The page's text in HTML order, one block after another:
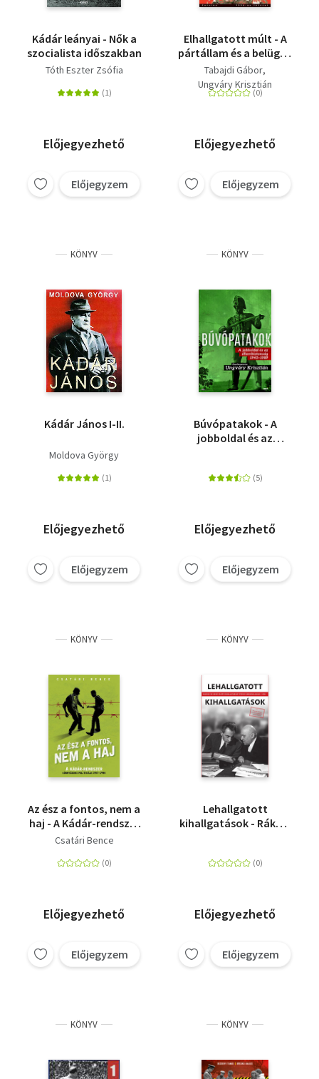
Kádár leányai - Nők a
szocialista időszakban
Tóth Eszter Zsófia
Előjegyezhető
Előjegyzem
Elhallgatott múlt - A
pártállam és a belügy -
A politikai rendőrség
működése
Magyarországon 1956-
Tabajdi Gábor
Ungváry Krisztián
Előjegyezhető
Előjegyzem
KÖNYV
Kádár János I-II.
Moldova György
Előjegyezhető
Előjegyzem
KÖNYV
Búvópatakok - A
jobboldal és az
Előjegyezhető
Előjegyzem
KÖNYV
Az ész a fontos, nem a
haj - A Kádár-rendszer
könnyűzenei politikája
Csatári Bence
Előjegyezhető
Előjegyzem
KÖNYV
Lehallgatott
kihallgatások - Rákosi
titkos hangszalagjai,
Előjegyezhető
Előjegyzem
KÖNYV KÖNYV